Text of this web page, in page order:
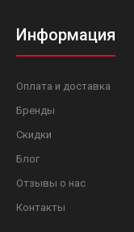
Информация
Оплата и доставка
Бренды
Скидки
Блог
Отзывы о нас
Контакты